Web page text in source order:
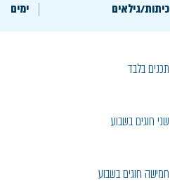
כיתות/גילאים ימים
תכנים בלבד
שני חוגים בשבוע
חמישה חוגים בשבוע